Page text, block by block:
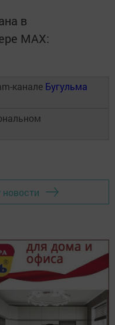
в
MАХ:
канале Бугульма
новости